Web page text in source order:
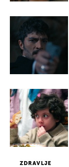
ZDRAVLJE